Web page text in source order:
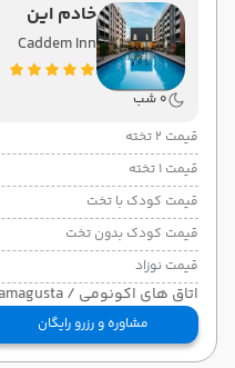
خادم این
Caddem Inn
0 شب
قیمت 2 تخته
قیمت 1 تخته
قیمت کودک با تخت
قیمت کودک بدون تخت
قیمت نوزاد
اتاق های اکونومی / Famagusta
مشاوره و رزرو رایگان